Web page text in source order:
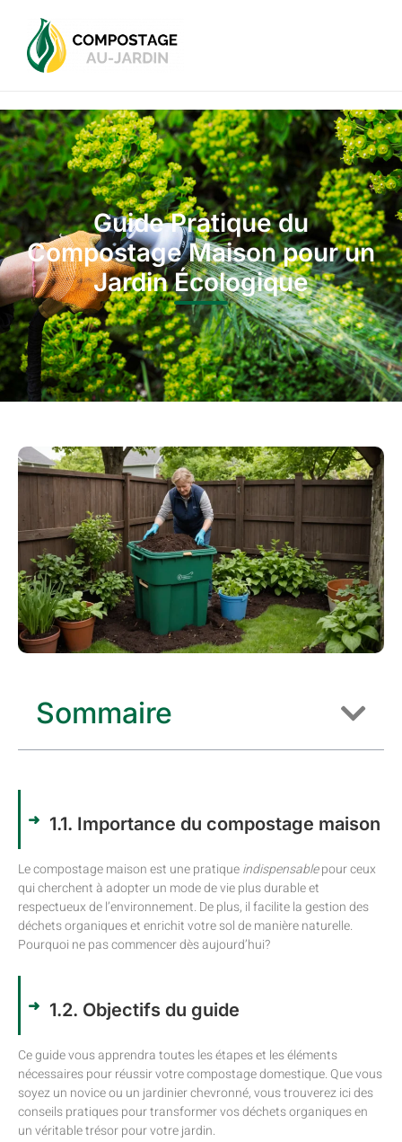
Guide Pratique du
Compostage Maison pour un
Jardin Écologique
Sommaire
1.1. Importance du compostage maison
Le compostage maison est une pratiqueindispensablepour ceux
qui cherchent à adopter un mode de vie plus durable et
respectueux de l’environnement. De plus, il facilite la gestion des
déchets organiques et enrichit votre sol de manière naturelle.
Pourquoi ne pas commencer dès aujourd’hui?
1.2. Objectifs du guide
Ce guide vous apprendra toutes les étapes et les éléments
nécessaires pour réussir votre compostage domestique. Que vous
soyez un novice ou un jardinier chevronné, vous trouverez ici des
conseils pratiques pour transformer vos déchets organiques en
un véritable trésor pour votre jardin.